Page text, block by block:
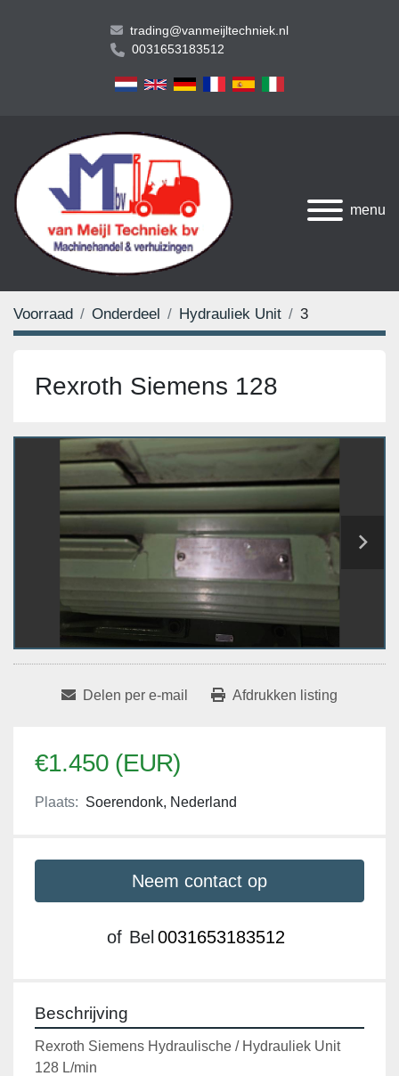
trading@vanmeijltechniek.nl
0031653183512
menu
Voorraad Onderdeel Hydrauliek Unit 3
Rexroth Siemens 128
Delen per e-mail Afdrukken listing
€1.450 (EUR)
Plaats: Soerendonk, Nederland
Neem contact op
of Bel 0031653183512
Beschrijving
Rexroth Siemens Hydraulische / Hydrauliek Unit
128 L/min